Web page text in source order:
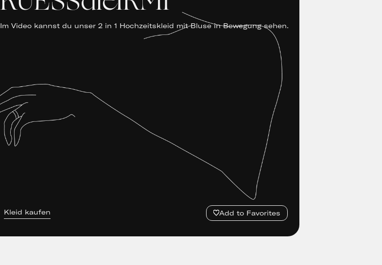
Im Video kannst du unser 2 in 1 Hochzeitskleid mit Bluse in Bewegung sehen.
Kleid kaufen Add to Favorites